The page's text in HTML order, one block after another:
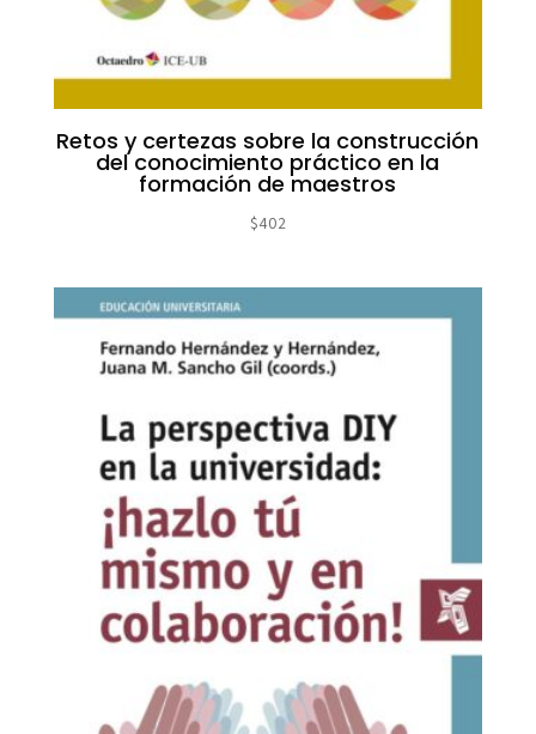
Retos y certezas sobre la construcción
del conocimiento práctico en la
formación de maestros
$402